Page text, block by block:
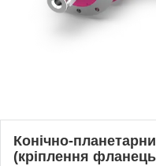
Конічно-
(кріплення